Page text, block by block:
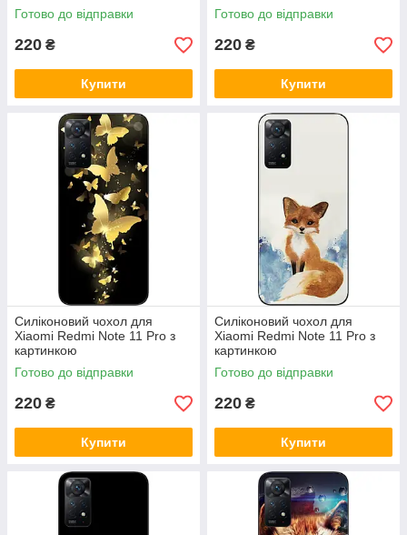
Готово до відправки
220 ₴
Купити
Готово до відправки
220 ₴
Купити
Силіконовий чохол для
Xiaomi Redmi Note 11 Pro з
картинкою
Готово до відправки
220 ₴
Купити
Силіконовий чохол для
Xiaomi Redmi Note 11 Pro з
картинкою
Готово до відправки
220 ₴
Купити